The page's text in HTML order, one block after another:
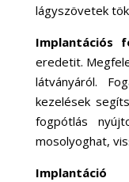
lágyszövetek
Implantációs
eredetit.
látványáról.
kezelések
fogpótlás
mosolyoghat,